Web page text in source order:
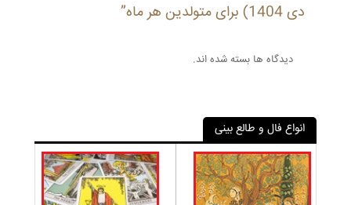
دی 1404) برای متولدین هر ماه”
دیدگاه ها بسته شده اند.
انواع فال و طالع بینی